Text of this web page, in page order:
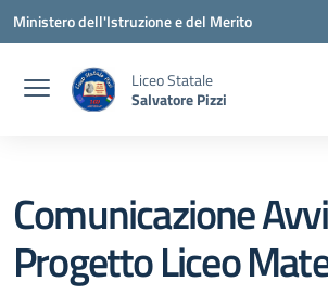
Vai ai contenuti
Vai al menu di navigazione
Vai al footer
Ministero dell'Istruzione e del Merito
Liceo Statale
Salvatore Pizzi
Comunicazione
Progetto Liceo